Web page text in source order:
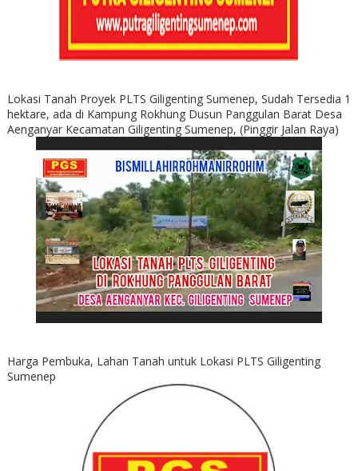
Lokasi Tanah Proyek PLTS Giligenting Sumenep, Sudah Tersedia 1
hektare, ada di Kampung Rokhung Dusun Panggulan Barat Desa
Aenganyar Kecamatan Giligenting Sumenep, (Pinggir Jalan Raya)
Harga Pembuka, Lahan Tanah untuk Lokasi PLTS Giligenting
Sumenep